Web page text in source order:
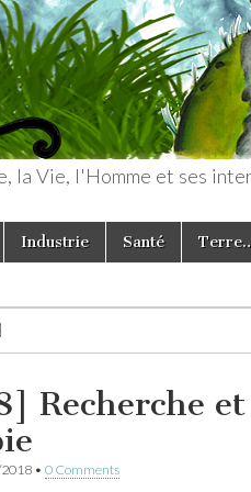
la Vie, l'Homme et ses
Industrie Santé
Recherche
• 0 Comments